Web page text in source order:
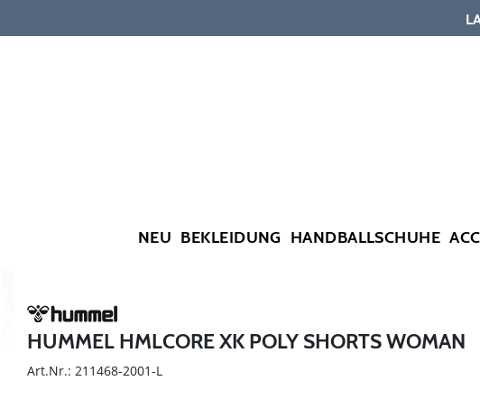
NEU BEKLEIDUNG HANDBALLSCHUHE
HUMMEL HMLCORE XK POLY SHORTS WOMAN
Art.Nr.: 211468-2001-L